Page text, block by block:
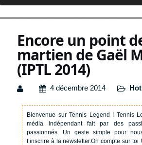
content
Encore un point
martien de Gaël
(IPTL 2014)
4 décembre 2014
Bienvenue sur Tennis Legend ! Tennis
média indépendant fait par des
passionnés. Un geste simple pour
t’inscrire à la newsletter.On compte sur toi